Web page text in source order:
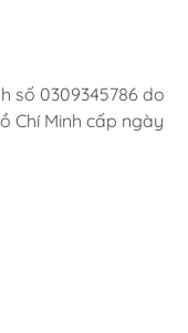
số 0309345786 do
Chí Minh cấp ngày